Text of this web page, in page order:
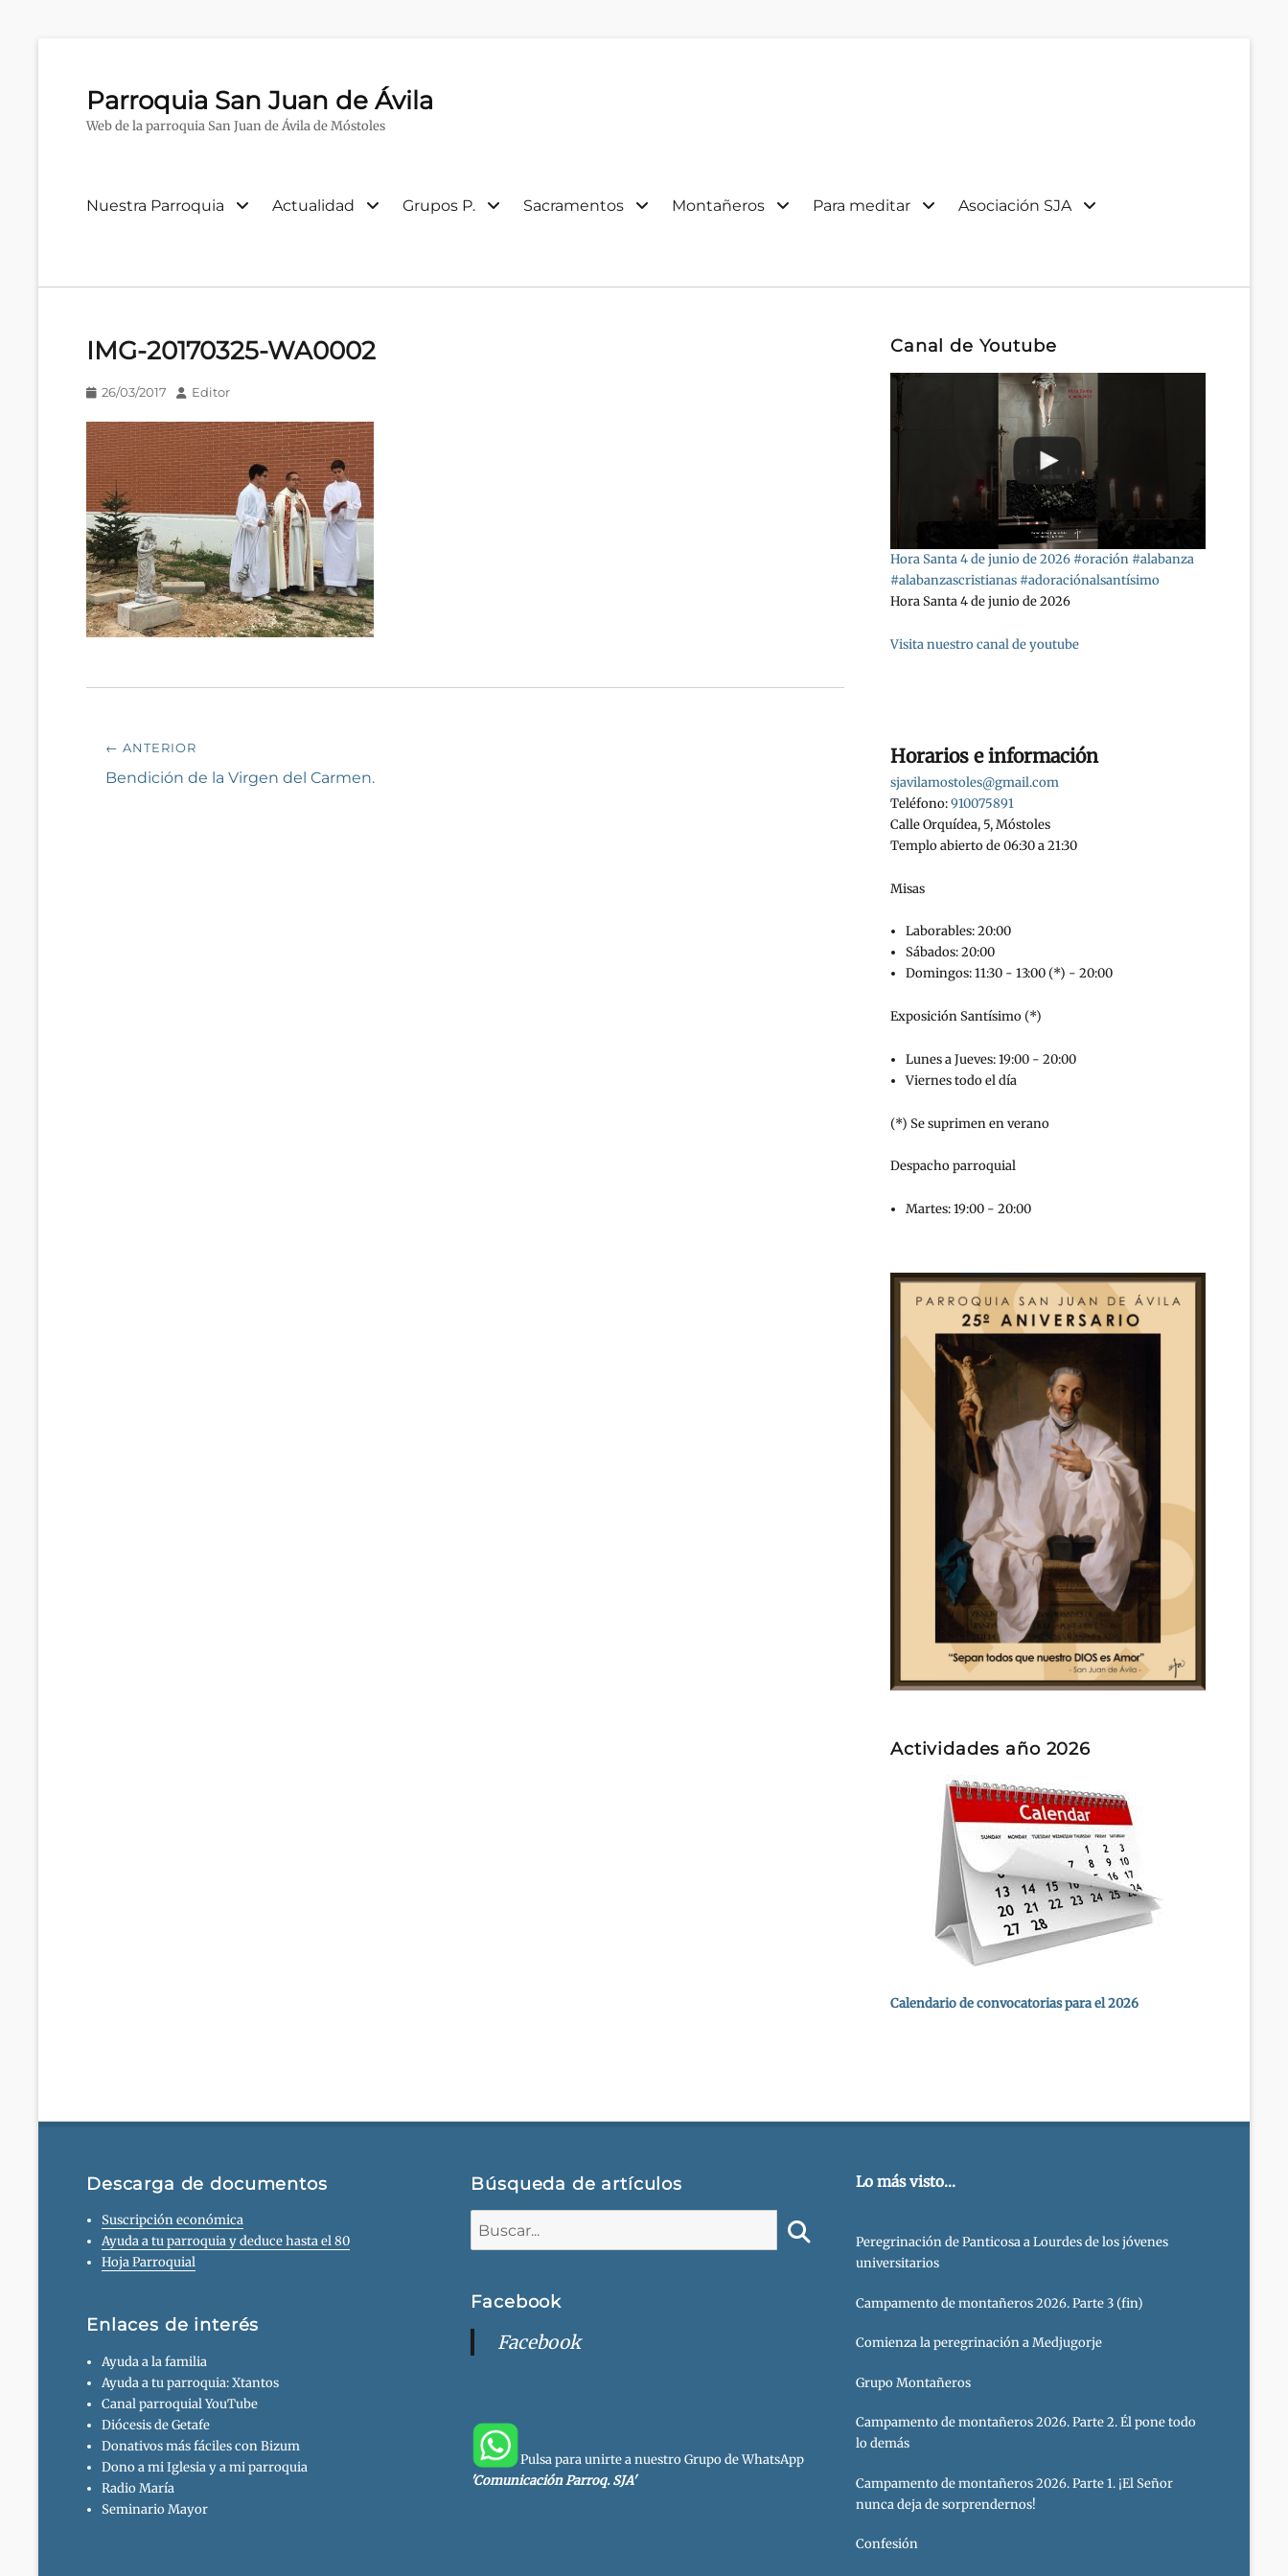
Parroquia San Juan de Ávila
Web de la parroquia San Juan de Ávila de Móstoles
Menú
Nuestra Parroquia Actualidad Grupos P. Sacramentos Montañeros Para meditar Asociación SJA
IMG-20170325-WA0002
Publicado
26/03/2017 AutorEditor
Navegación
de
← ANTERIOR
Entrada
Bendición de la Virgen del Carmen.
Canal de Youtube
Hora Santa 4 de junio de 2026 #oración #alabanza
#alabanzascristianas #adoraciónalsantísimo
Hora Santa 4 de junio de 2026
Visita nuestro canal de youtube
Horarios e información
sjavilamostoles@gmail.com
Teléfono:910075891
Calle Orquídea, 5, Móstoles
Templo abierto de 06:30 a 21:30
Misas
Laborables: 20:00
Sábados: 20:00
Domingos: 11:30 - 13:00 (*) - 20:00
Exposición Santísimo (*)
Lunes a Jueves: 19:00 - 20:00
Viernes todo el día
(*) Se suprimen en verano
Despacho parroquial
Martes: 19:00 - 20:00
Actividades año 2026
Calendario de convocatorias para el 2026
Descarga de documentos
Suscripción económica
Ayuda a tu parroquia y deduce hasta el 80
Hoja Parroquial
Enlaces de interés
Ayuda a la familia
Ayuda a tu parroquia: Xtantos
Canal parroquial YouTube
Diócesis de Getafe
Donativos más fáciles con Bizum
Dono a mi Iglesia y a mi parroquia
Radio María
Seminario Mayor
Búsqueda de artículos
Facebook
Facebook
Pulsa para unirte a nuestro Grupo de WhatsApp
'Comunicación Parroq. SJA'
Lo más visto...
Peregrinación de Panticosa a Lourdes de los jóvenes
universitarios
Campamento de montañeros 2026. Parte 3 (fin)
Comienza la peregrinación a Medjugorje
Grupo Montañeros
Campamento de montañeros 2026. Parte 2. Él pone todo
lo demás
Campamento de montañeros 2026. Parte 1. ¡El Señor
nunca deja de sorprendernos!
Confesión